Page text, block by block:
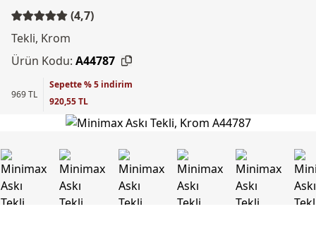
(4,7)
Tekli, Krom
Ürün Kodu: A44787
969 TL
Sepette % 5 indirim
920,55 TL